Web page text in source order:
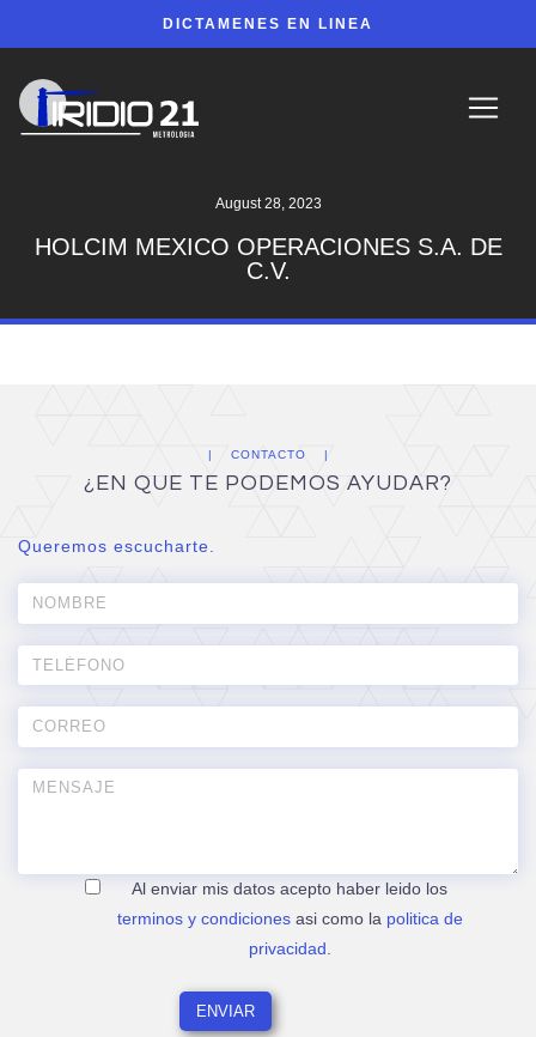
DICTAMENES EN LINEA
August 28, 2023
HOLCIM MEXICO OPERACIONES S.A. DE
C.V.
CONTACTO
¿EN QUE TE PODEMOS AYUDAR?
Queremos escucharte.
Al enviar mis datos acepto haber leido los
terminos y condicionesasi como la politica de
privacidad